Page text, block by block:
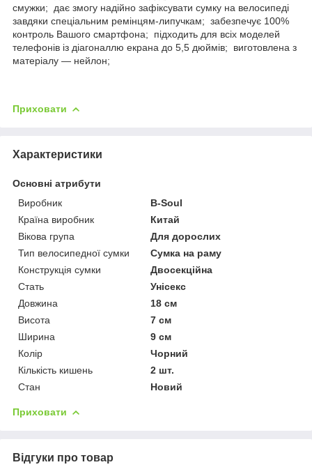
смужки; дає змогу надійно зафіксувати сумку на велосипеді
завдяки спеціальним ремінцям-липучкам; забезпечує 100%
контроль Вашого смартфона; підходить для всіх моделей
телефонів із діагоналлю екрана до 5,5 дюймів; виготовлена з
матеріалу — нейлон;
Приховати
Характеристики
Основні атрибути
Виробник
B-Soul
Країна виробник
Китай
Вікова група
Для дорослих
Тип велосипедної сумки
Сумка на раму
Конструкція сумки
Двосекційна
Стать
Унісекс
Довжина
18 см
Висота
7 см
Ширина
9 см
Колір
Чорний
Кількість кишень
2 шт.
Стан
Новий
Приховати
Відгуки про товар